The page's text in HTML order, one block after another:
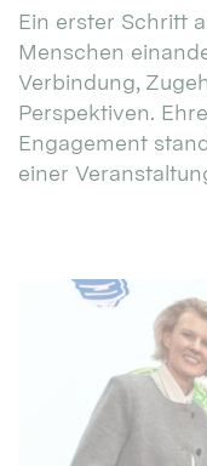
Ein erster Schritt
Menschen
Verbindung,
Perspektiven.
Engagement
einer